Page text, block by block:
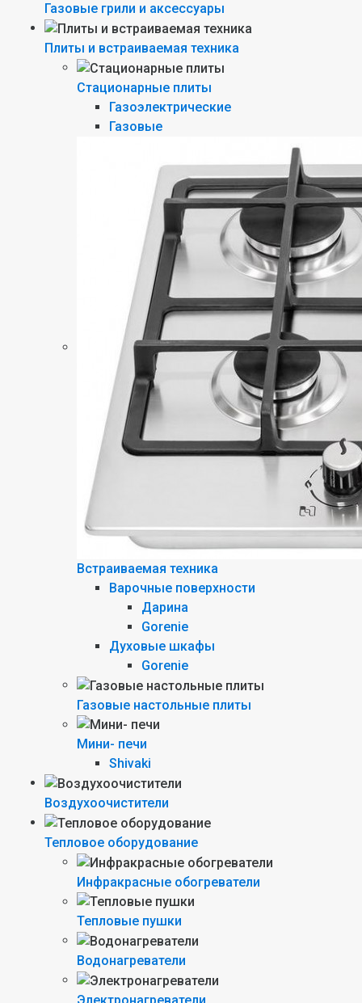
Газовые грили и аксессуары
Плиты и встраиваемая техника
Стационарные плиты
Газоэлектрические
Газовые
Встраиваемая техника
Варочные поверхности
Дарина
Gorenie
Духовые шкафы
Gorenie
Газовые настольные плиты
Мини- печи
Shivaki
Воздухоочистители
Тепловое оборудование
Инфракрасные обогреватели
Тепловые пушки
Водонагреватели